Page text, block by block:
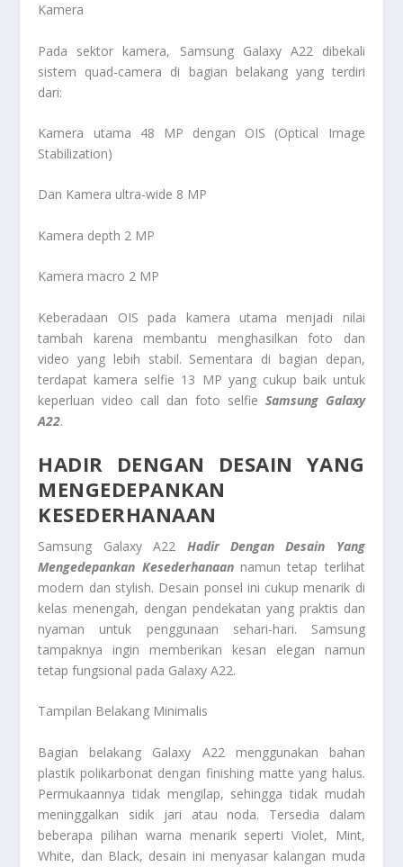
Kamera
Pada sektor kamera, Samsung Galaxy A22 dibekali
sistem quad-camera di bagian belakang yang terdiri
dari:
Kamera utama 48 MP dengan OIS (Optical Image
Stabilization)
Dan Kamera ultra-wide 8 MP
Kamera depth 2 MP
Kamera macro 2 MP
Keberadaan OIS pada kamera utama menjadi nilai
tambah karena membantu menghasilkan foto dan
video yang lebih stabil. Sementara di bagian depan,
terdapat kamera selfie 13 MP yang cukup baik untuk
keperluan video call dan foto selfie Samsung Galaxy
A22.
HADIR DENGAN DESAIN YANG
MENGEDEPANKAN
KESEDERHANAAN
Samsung Galaxy A22 Hadir Dengan Desain Yang
Mengedepankan Kesederhanaannamun tetap terlihat
modern dan stylish. Desain ponsel ini cukup menarik di
kelas menengah, dengan pendekatan yang praktis dan
nyaman untuk penggunaan sehari-hari. Samsung
tampaknya ingin memberikan kesan elegan namun
tetap fungsional pada Galaxy A22.
Tampilan Belakang Minimalis
Bagian belakang Galaxy A22 menggunakan bahan
plastik polikarbonat dengan finishing matte yang halus.
Permukaannya tidak mengilap, sehingga tidak mudah
meninggalkan sidik jari atau noda. Tersedia dalam
beberapa pilihan warna menarik seperti Violet, Mint,
White, dan Black, desain ini menyasar kalangan muda